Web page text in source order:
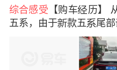
综合感受 【购车历
五系，由于款五尾